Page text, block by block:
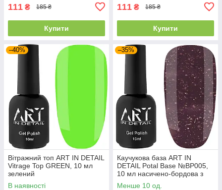
111 ₴ 185 ₴
Купити
111 ₴ 185 ₴
Купити
–40%
Вітражний топ ART IN DETAIL
Vitrage Top GREEN, 10 мл
зелений
В наявності
–35%
Каучукова база ART IN
DETAIL Potal Base №BP005,
10 мл насичено-бордова з
рожевою поталлю
Менше 10 од.